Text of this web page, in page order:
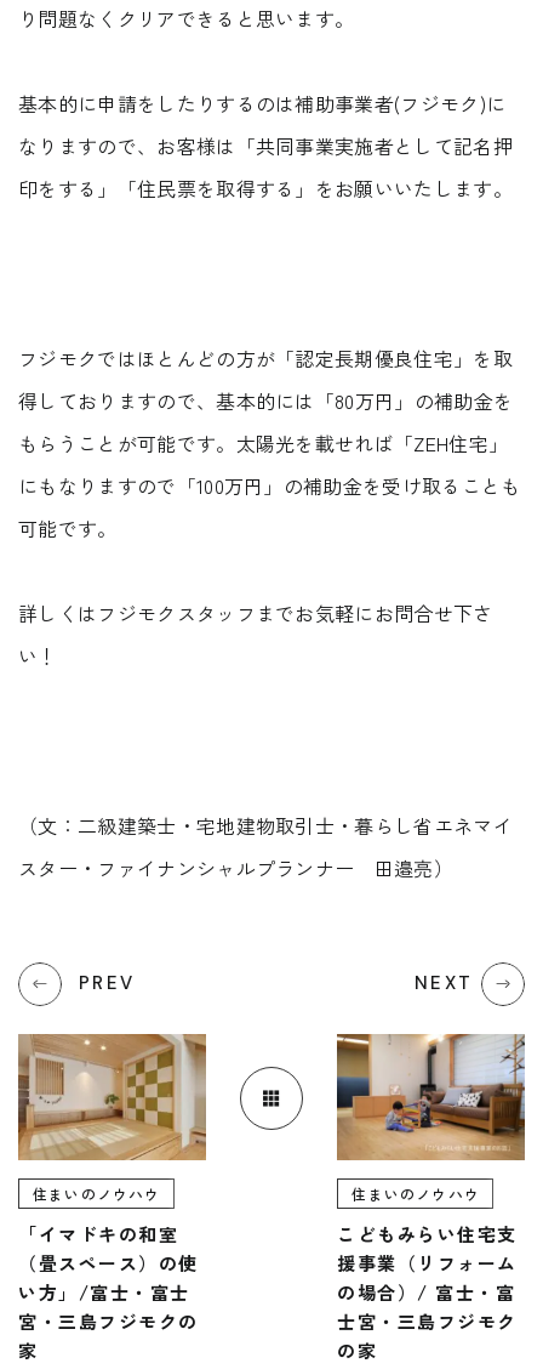
り問題なくクリアできると思います。
基本的に申請をしたりするのは補助事業者(フジモク)に
なりますので、お客様は「共同事業実施者として記名押
印をする」「住民票を取得する」をお願いいたします。
フジモクではほとんどの方が「認定長期優良住宅」を取
得しておりますので、基本的には「80万円」の補助金を
もらうことが可能です。太陽光を載せれば「ZEH住宅」
にもなりますので「100万円」の補助金を受け取ることも
可能です。
詳しくはフジモクスタッフまでお気軽にお問合せ下さ
い！
（文：二級建築士・宅地建物取引士・暮らし省エネマイ
スター・ファイナンシャルプランナー 田邉亮）
PREV
住まいのノウハウ
「イマドキの和室
（畳スペース）の使
い方」/富士・富士
宮・三島フジモクの
家
NEXT
住まいのノウハウ
こどもみらい住宅支
援事業（リフォーム
の場合）/ 富士・富
士宮・三島フジモク
の家